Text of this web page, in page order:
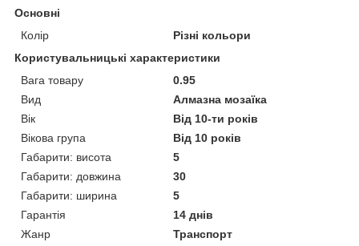
Основні
Колір
Різні кольори
Користувальницькі характеристики
Вага товару
0.95
Вид
Алмазна мозаїка
Вік
Від 10-ти років
Вікова група
Від 10 років
Габарити: висота
5
Габарити: довжина
30
Габарити: ширина
5
Гарантія
14 днів
Жанр
Транспорт